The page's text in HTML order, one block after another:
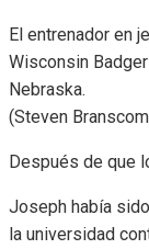
El entrenador en
Wisconsin
Nebraska.
(Steven
Después de que
Joseph había
la universidad